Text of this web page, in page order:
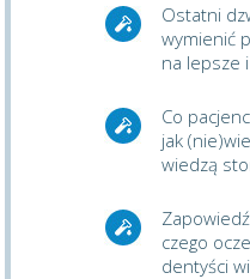
Ostatni
wymienić
na lepsze
Co
jak
wiedzą
czego
dentyści